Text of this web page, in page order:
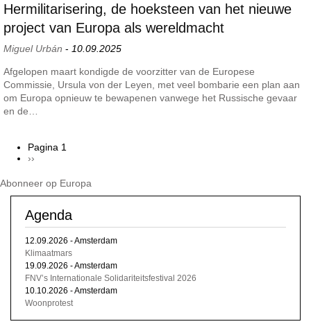
Hermilitarisering, de hoeksteen van het nieuwe
project van Europa als wereldmacht
Miguel Urbán - 10.09.2025
Afgelopen maart kondigde de voorzitter van de Europese
Commissie, Ursula von der Leyen, met veel bombarie een plan aan
om Europa opnieuw te bewapenen vanwege het Russische gevaar
en de…
Paginering
Pagina 1
Volgende
››
Abonneer op Europa
Agenda
12.09.2026 -Amsterdam
Klimaatmars
19.09.2026 -Amsterdam
FNV’s Internationale Solidariteitsfestival 2026
10.10.2026 -Amsterdam
Woonprotest